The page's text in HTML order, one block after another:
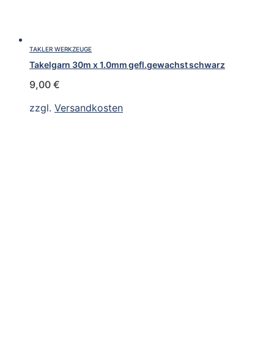
TAKLER WERKZEUGE
Takelgarn 30m x 1.0mm gefl.gewachst schwarz
9,00 €
zzgl. Versandkosten